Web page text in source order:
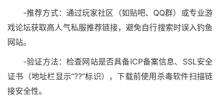
-推荐方式：通过玩家社区（如贴吧、QQ群）或专业游
戏论坛获取高人气私服推荐链接，避免自行搜索时误入钓鱼
网站。
-验证方法：检查网站是否具备ICP备案信息、SSL安全
证书（地址栏显示“??”标识），下载前使用杀毒软件扫描链
接安全性。